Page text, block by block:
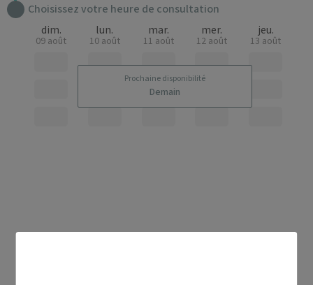
Choisissez votre heure de consultation
Prochaine disponibilité
Demain
dim.
09 août
lun.
10 août
mar.
11 août
mer.
12 août
jeu.
13 août